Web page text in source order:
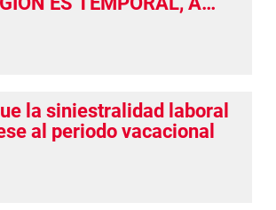
Y DISCRIMINATORIO
la siniestralidad laboral
al periodo vacacional